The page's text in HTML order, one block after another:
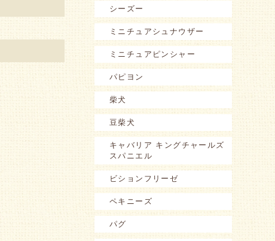
シーズー
ミニチュアシュナウザー
ミニチュアピンシャー
パピヨン
柴犬
豆柴犬
キャバリア キングチャールズ
スパニエル
ビションフリーゼ
ペキニーズ
パグ